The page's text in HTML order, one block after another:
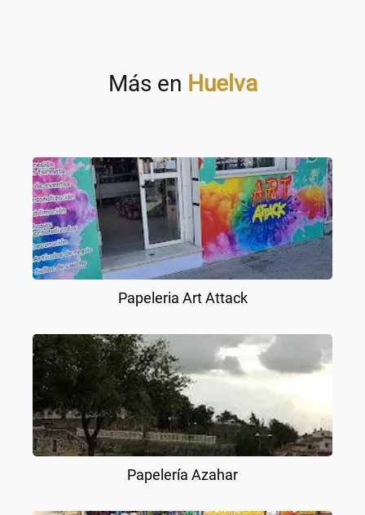
Más en Huelva
Papeleria Art Attack
Papelería Azahar